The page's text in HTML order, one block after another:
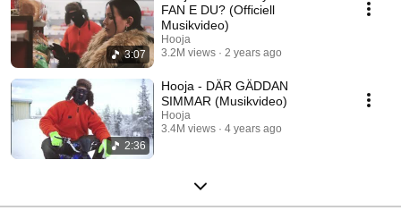
3:07
FAN E DU? (Officiell
Musikvideo)
Hooja
3.2M views
2 years ago
2:36
Hooja - DÄR GÄDDAN
SIMMAR (Musikvideo)
Hooja
3.4M views
4 years ago